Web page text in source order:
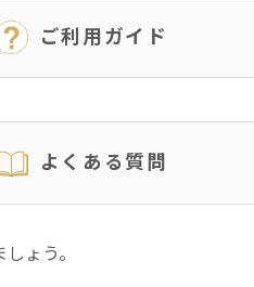
ご利用ガイド
よくある質問
ょう。